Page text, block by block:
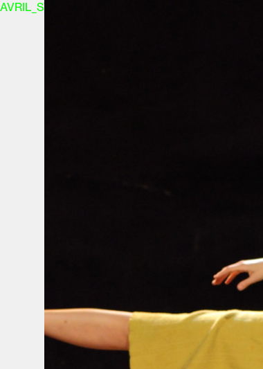
AVRIL_START_JANCOKALIVEAVRIL_END_JANCOK